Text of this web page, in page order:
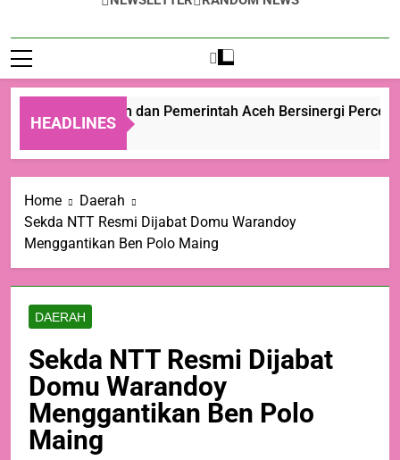
HEADLINES
Kementan dan Pemerintah Aceh Bersinergi
Home
Daerah
Sekda NTT Resmi Dijabat Domu Warandoy
Menggantikan Ben Polo Maing
DAERAH
Sekda NTT Resmi Dijabat
Domu Warandoy
Menggantikan Ben Polo
Maing